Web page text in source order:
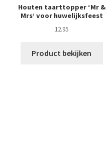
Houten taarttopper ‘Mr &
Mrs’ voor huwelijksfeest
12.95
Product bekijken